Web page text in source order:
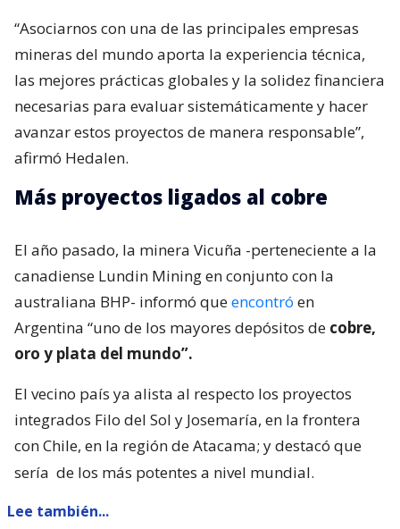
“Asociarnos con una de las principales empresas
mineras del mundo aporta la experiencia técnica,
las mejores prácticas globales y la solidez financiera
necesarias para evaluar sistemáticamente y hacer
avanzar estos proyectos de manera responsable”,
afirmó Hedalen.
Más proyectos ligados al cobre
El año pasado, la minera Vicuña -perteneciente a la
canadiense Lundin Mining en conjunto con la
australiana BHP- informó queencontró en
Argentina “uno de los mayores depósitos de cobre,
oro y plata del mundo”.
El vecino país ya alista al respecto los proyectos
integrados Filo del Sol y Josemaría, en la frontera
con Chile, en la región de Atacama; y destacó que
sería de los más potentes a nivel mundial.
Lee también...